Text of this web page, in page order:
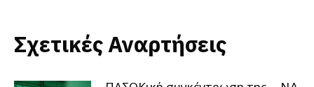
Σχετικές Αναρτήσεις